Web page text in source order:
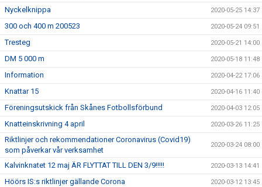
Nyckelknippa 2020-05-25 14:37
300 och 400 m 200523 2020-05-24 09:51
Tresteg 2020-05-21 14:00
DM 5 000 m 2020-05-18 11:48
Information 2020-04-22 17:06
Knattar 15 2020-04-16 11:40
Föreningsutskick från Skånes Fotbollsförbund 2020-04-03 12:05
Knatteinskrivning 4 april 2020-03-26 11:25
Riktlinjer och rekommendationer Coronavirus (Covid19)
som påverkar vår verksamhet
2020-03-24 08:00
Kalvinknatet 12 maj ÄR FLYTTAT TILL DEN 3/9!!!!! 2020-03-13 14:41
Höörs IS:s riktlinjer gällande Corona 2020-03-12 13:45